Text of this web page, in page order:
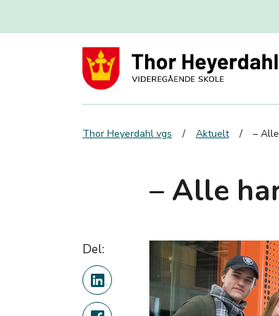
Thor Heyerdahl vgs Aktuelt –
– Alle
Del: